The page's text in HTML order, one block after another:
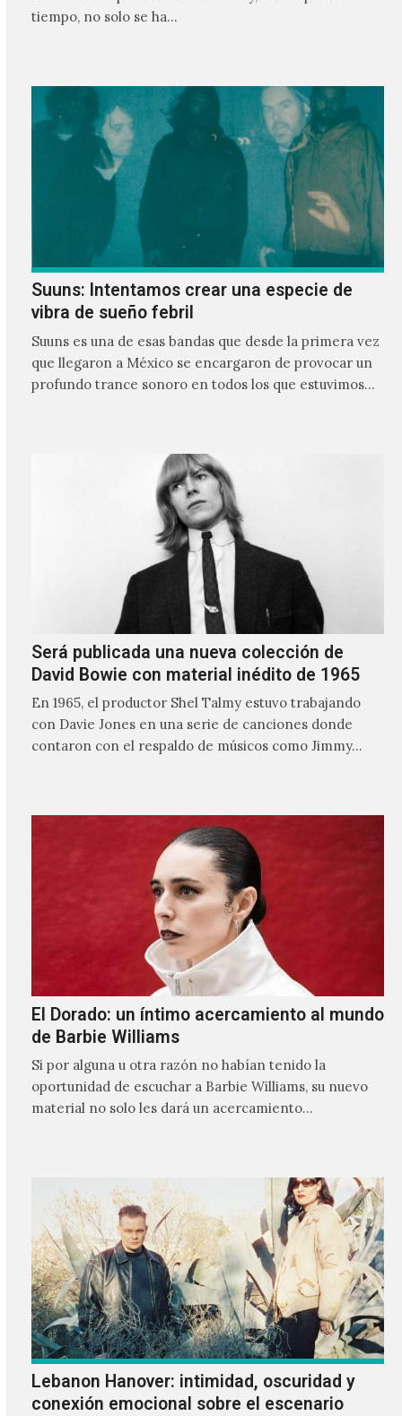
tiempo, no solo se ha…
Suuns: Intentamos crear una especie de
vibra de sueño febril
Suuns es una de esas bandas que desde la primera vez
que llegaron a México se encargaron de provocar un
profundo trance sonoro en todos los que estuvimos
Será publicada una nueva colección de
David Bowie con material inédito de 1965
En 1965, el productor Shel Talmy estuvo trabajando
con Davie Jones en una serie de canciones donde
contaron con el respaldo de músicos como Jimmy…
El Dorado: un íntimo acercamiento al mundo
de Barbie Williams
Si por alguna u otra razón no habían tenido la
oportunidad de escuchar a Barbie Williams, su nuevo
material no solo les dará un acercamiento…
Lebanon Hanover: intimidad, oscuridad y
conexión emocional sobre el escenario